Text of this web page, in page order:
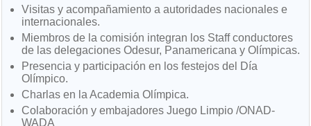
Visitas y acompañamiento a autoridades nacionales e
internacionales.
Miembros de la comisión integran los Staff conductores
de las delegaciones Odesur, Panamericana y Olímpicas.
Presencia y participación en los festejos del Día
Olímpico.
Charlas en la Academia Olímpica.
Colaboración y embajadores Juego Limpio /ONAD-
WADA